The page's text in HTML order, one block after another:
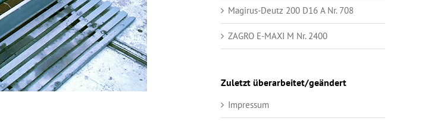
Magirus-Deutz 200 D16 A Nr. 708
ZAGRO E-MAXI M Nr. 2400
Zuletzt überarbeitet/geändert
Impressum